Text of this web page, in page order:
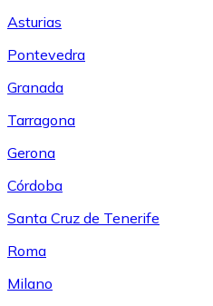
Asturias
Pontevedra
Granada
Tarragona
Gerona
Córdoba
Santa Cruz de Tenerife
Roma
Milano